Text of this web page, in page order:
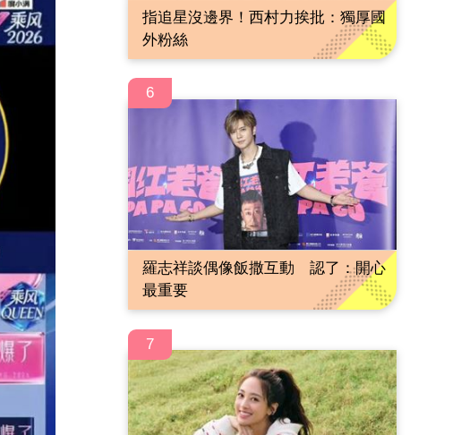
指追星沒邊界！西村力挨批：獨厚國
外粉絲
6
羅志祥談偶像飯撒互動 認了：開心
最重要
7